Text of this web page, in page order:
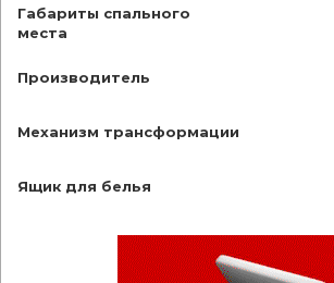
Габариты спального
места
Производитель
Механизм трансформации
Ящик для белья